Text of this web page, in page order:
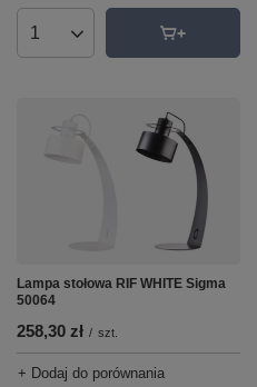
Ilość produktów
Lampa stołowa RIF WHITE Sigma
50064
258,30 zł / szt.
+ Dodaj do porównania